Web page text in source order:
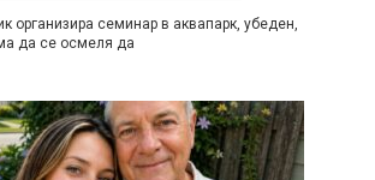
организира семинар в аквапарк, убеден,
да се осмеля да